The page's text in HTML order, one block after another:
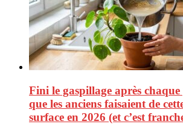
Fini le gaspillage après chaque
que les anciens faisaient de
surface en 2026 (et c’est